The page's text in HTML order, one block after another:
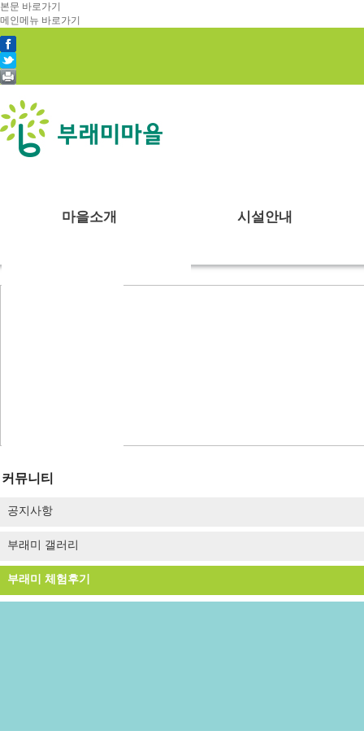
본문 바로가기
메인메뉴 바로가기
마을소개 시설안내
커뮤니티
공지사항
부래미 갤러리
부래미 체험후기